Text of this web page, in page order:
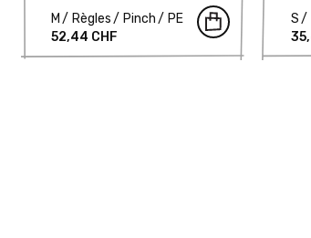
M
Règles Pinch
PE
52,44 CHF
S